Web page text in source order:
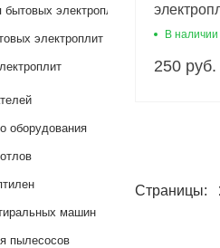
электроплит
электроплит
оборудования
машин
пылесосов
16 мм
В наличии
250 руб.
Страницы: